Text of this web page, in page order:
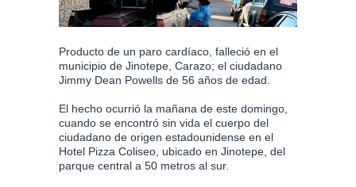
Producto de un paro cardíaco, falleció en el
municipio de Jinotepe, Carazo; el ciudadano
Jimmy Dean Powells de 56 años de edad.
El hecho ocurrió la mañana de este domingo,
cuando se encontró sin vida el cuerpo del
ciudadano de origen estadounidense en el
Hotel Pizza Coliseo, ubicado en Jinotepe, del
parque central a 50 metros al sur.